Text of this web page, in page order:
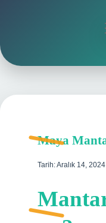
Hakkımızda
Maya
Tarih: Aralık 14, 2024